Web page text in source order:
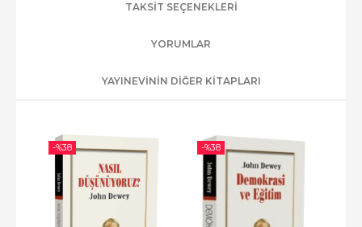
TAKSIT SEÇENEKLERI
YORUMLAR
YAYINEVININ DIĞER KITAPLARI
-%38 -%38